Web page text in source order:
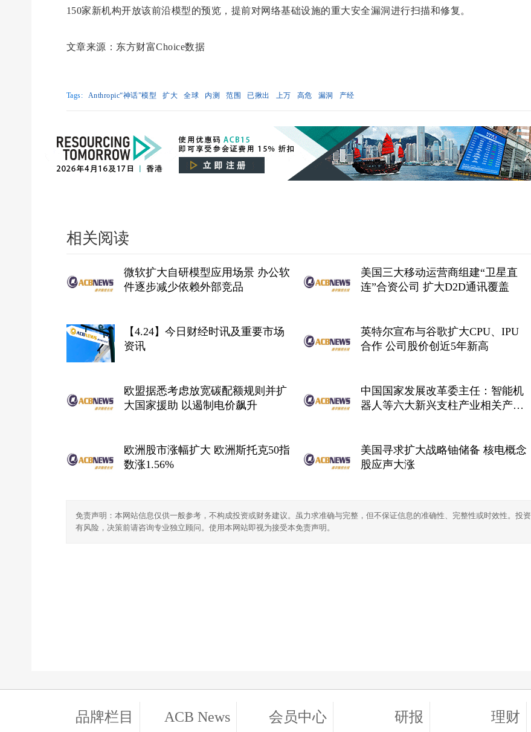
150家新机构开放该前沿模型的预览，提前对网络基础设施的重大安全漏洞进行扫描和修复。
文章来源：东方财富Choice数据
Tags: Anthropic“神话”模型 扩大 全球 内测 范围 已揪出 上万 高危 漏洞 产经
相关阅读
微软扩大自研模型应用场景 办公软
件逐步减少依赖外部竞品
美国三大移动运营商组建“卫星直
连”合资公司 扩大D2D通讯覆盖
【4.24】今日财经时讯及重要市场
资讯
英特尔宣布与谷歌扩大CPU、IPU
合作 公司股价创近5年新高
欧盟据悉考虑放宽碳配额规则并扩
大国家援助 以遏制电价飙升
中国国家发展改革委主任：智能机
器人等六大新兴支柱产业相关产值
欧洲股市涨幅扩大 欧洲斯托克50指
数涨1.56%
美国寻求扩大战略铀储备 核电概念
股应声大涨
免责声明：本网站信息仅供一般参考，不构成投资或财务建议。虽力求准确与完整，但不保证信息的准确性、完整性或时效性。投资
有风险，决策前请咨询专业独立顾问。使用本网站即视为接受本免责声明。
品牌栏目 ACB News 会员中心 研报 理财